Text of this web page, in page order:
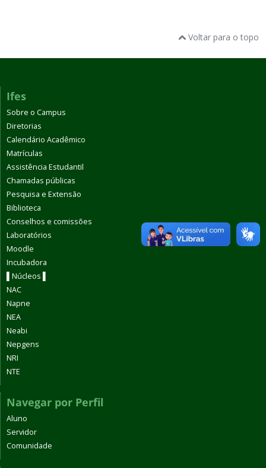
Voltar para o topo
Ifes
Sobre o Campus
Diretorias
Calendário Acadêmico
Matrículas
Assistência Estudantil
Chamadas públicas
Pesquisa e Extensão
Biblioteca
Conselhos e comissões
Laboratórios
Moodle
Incubadora
▌Núcleos ▌
NAC
Napne
NEA
Neabi
Nepgens
NRI
NTE
Navegar por Perfil
Aluno
Servidor
Comunidade